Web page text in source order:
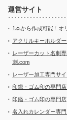
運営サイト
1本から作成可能！オ
アクリルキーホルダ
レーザーカット名刺
刺.com
レーザー加工専門サイ
印鑑・ゴム印の専門
印鑑・ゴム印の専門
名入れカレンダー専